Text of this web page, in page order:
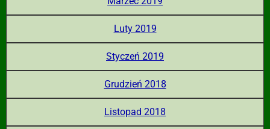
Luty 2019
Styczeń 2019
Grudzień 2018
Listopad 2018